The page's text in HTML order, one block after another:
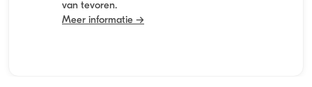
van tevoren.
Meer informatie →